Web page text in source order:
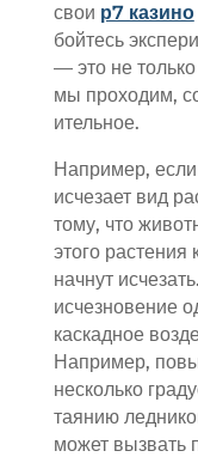
свои р7 казино
бойтесь
— это не
мы проходим,
ительное.
Например,
исчезает вид
тому, что
этого растения
начнут
исчезновение
каскадное
Например,
несколько
таянию
может вызвать